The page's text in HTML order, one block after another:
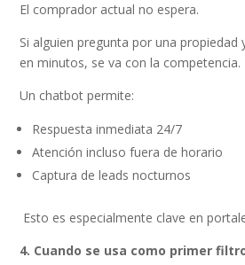
El comprador actual no espera.
Si alguien pregunta por una propiedad
en minutos, se va con la competencia.
Un chatbot permite:
Respuesta inmediata 24/7
Atención incluso fuera de horario
Captura de leads nocturnos
Esto es especialmente clave en
4. Cuando se usa como primer